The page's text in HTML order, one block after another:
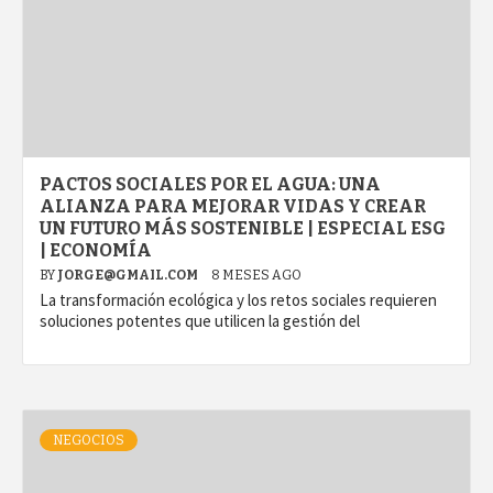
PACTOS SOCIALES POR EL AGUA: UNA
ALIANZA PARA MEJORAR VIDAS Y CREAR
UN FUTURO MÁS SOSTENIBLE | ESPECIAL ESG
| ECONOMÍA
BY JORGE@GMAIL.COM 8 MESES AGO
La transformación ecológica y los retos sociales requieren
soluciones potentes que utilicen la gestión del
NEGOCIOS